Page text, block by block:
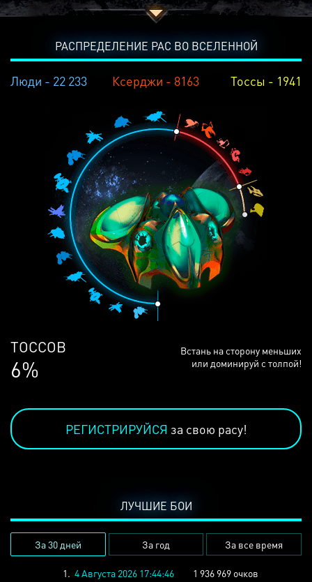
РАСПРЕДЕЛЕНИЕ РАС ВО ВСЕЛЕННОЙ
Люди - 22 233 Ксерджи - 8163 Тоссы - 1941
ЛЮДЕЙ
68%
Встань на сторону меньших
или доминируй с толпой!
РЕГИСТРИРУЙСЯ за свою расу!
ЛУЧШИЕ БОИ
За 30 дней За год За все время
1. 4 Августа 2026 17:44:46
1 936 969 очков